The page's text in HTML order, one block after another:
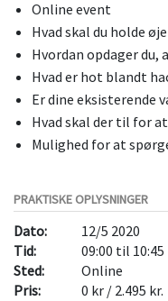
Online event
Hvad skal du holde
Hvordan opdager du,
Hvad er hot blandt
Er dine eksisterende
Hvad skal der til for
Mulighed for at
PRAKTISKE OPLYSNINGER
Dato:
12/5 2020
Tid:
09:00 til 10:45
Sted:
Online
Pris:
0 kr / 2.495 kr.